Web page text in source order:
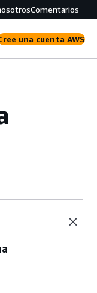
Comentarios
una cuenta AWS